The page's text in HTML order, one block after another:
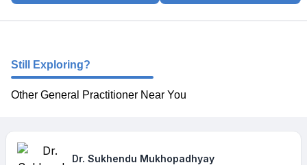
Still Exploring?
Other General Practitioner Near You
Dr. Sukhendu Mukhopadhyay